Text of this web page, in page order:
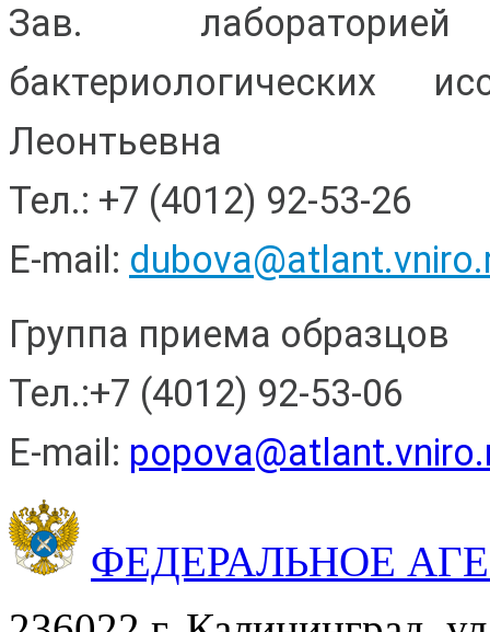
Зав.
бактериологических
Леонтьевна
Тел.: +7 (4012) 92-53-26
E-mail:
Группа приема образцов
Тел.:+7 (4012) 92-53-06
E-mail:
ФЕДЕРАЛЬНОЕ